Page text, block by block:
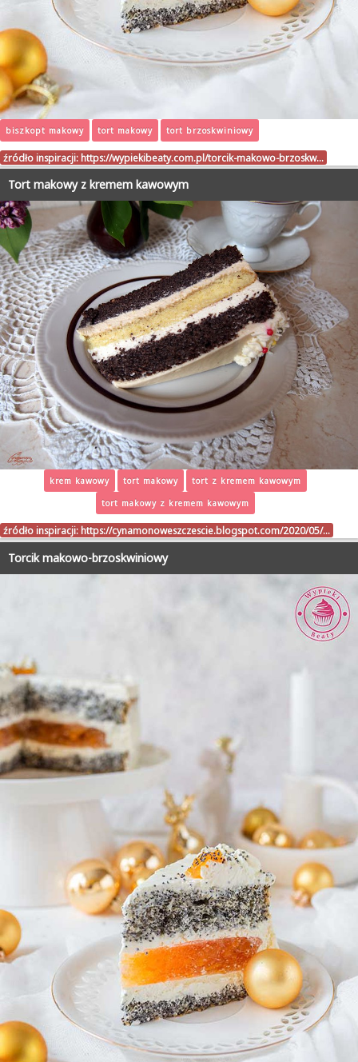
biszkopt makowy tort makowy tort brzoskwiniowy
źródło inspiracji: https://wypiekibeaty.com.pl/torcik-makowo-brzoskw…
Tort makowy z kremem kawowym
krem kawowy tort makowy
tort z kremem kawowym
tort makowy z kremem kawowym
źródło inspiracji: https://cynamonoweszczescie.blogspot.com/2020/05/…
Torcik makowo-brzoskwiniowy